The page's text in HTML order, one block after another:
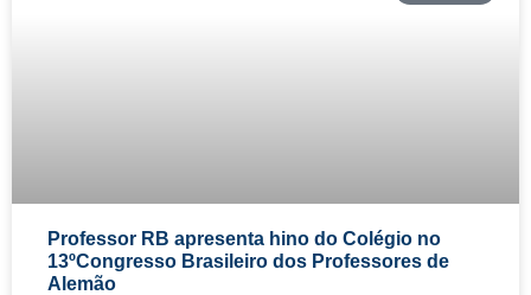
Professor RB apresenta hino do Colégio no
13ºCongresso Brasileiro dos Professores de
Alemão